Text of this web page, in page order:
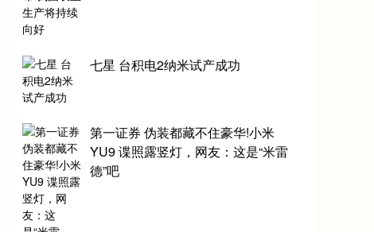
七星 台积电2纳米试产成功
第一证券 伪装都藏不住豪华!小米
YU9 谍照露竖灯，网友：这是“米雷
德”吧